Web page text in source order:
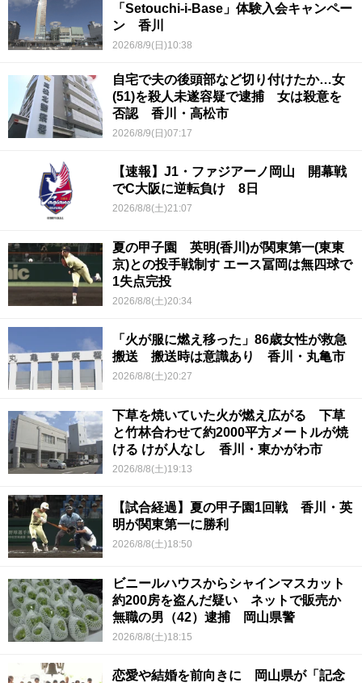
「Setouchi-i-Base」体験入会キャンペー
ン 香川
2026/8/9(日)10:38
自宅で夫の後頭部など切り付けたか…女
(51)を殺人未遂容疑で逮捕 女は殺意を
否認 香川・高松市
2026/8/9(日)07:17
【速報】J1・ファジアーノ岡山 開幕戦
でC大阪に逆転負け 8日
2026/8/8(土)21:07
夏の甲子園 英明(香川)が関東第一(東東
京)との投手戦制す エース冨岡は無四球で
1失点完投
2026/8/8(土)20:34
「火が服に燃え移った」86歳女性が救急
搬送 搬送時は意識あり 香川・丸亀市
2026/8/8(土)20:27
下草を焼いていた火が燃え広がる 下草
と竹林合わせて約2000平方メートルが焼
ける けが人なし 香川・東かがわ市
2026/8/8(土)19:13
【試合経過】夏の甲子園1回戦 香川・英
明が関東第一に勝利
2026/8/8(土)18:50
ビニールハウスからシャインマスカット
約200房を盗んだ疑い ネットで販売か
無職の男（42）逮捕 岡山県警
2026/8/8(土)18:15
恋愛や結婚を前向きに 岡山県が「記念